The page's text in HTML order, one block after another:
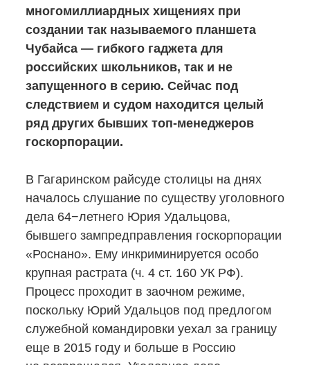
многомиллиардных хищениях при
создании так называемого планшета
Чубайса — гибкого гаджета для
российских школьников, так и не
запущенного в серию. Сейчас под
следствием и судом находится целый
ряд других бывших топ-менеджеров
госкорпорации.
В Гагаринском райсуде столицы на днях
началось слушание по существу уголовного
дела 64−летнего Юрия Удальцова,
бывшего зампредправления госкорпорации
«Роснано». Ему инкриминируется особо
крупная растрата (ч. 4 ст. 160 УК РФ).
Процесс проходит в заочном режиме,
поскольку Юрий Удальцов под предлогом
служебной командировки уехал за границу
еще в 2015 году и больше в Россию